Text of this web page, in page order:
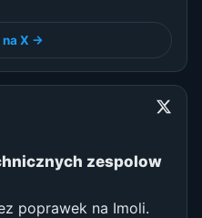
na X →
zespolow
poprawek na Imoli.